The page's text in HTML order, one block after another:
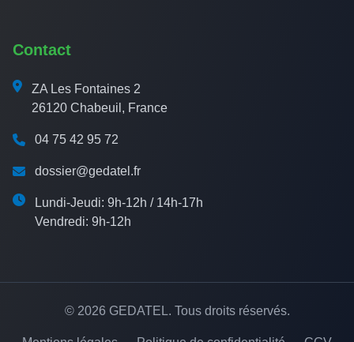
Contact
ZA Les Fontaines 2
26120 Chabeuil, France
04 75 42 95 72
dossier@gedatel.fr
Lundi-Jeudi: 9h-12h / 14h-17h
Vendredi: 9h-12h
© 2026 GEDATEL. Tous droits réservés.